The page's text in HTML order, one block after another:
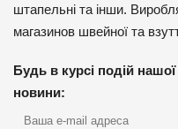
штапельні та інши.
магазинов швейної та
Будь в курсі подій
новини: